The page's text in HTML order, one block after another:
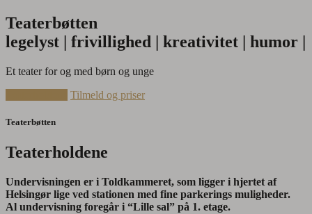
Teaterbøtten
legelyst | frivillighed | kreativitet | humor |
Et teater for og med børn og unge
Tilmeld og priser
Teaterbøtten
Teaterholdene
Undervisningen er i Toldkammeret, som ligger i hjertet af
Helsingør lige ved stationen med fine parkerings muligheder.
Al undervisning foregår i “Lille sal” på 1. etage.